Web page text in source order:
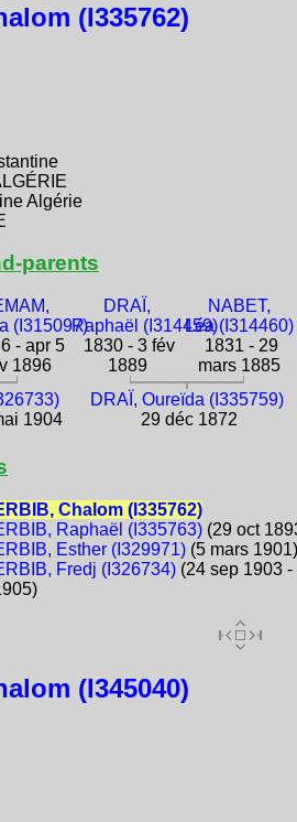
(I335762)
Algérie
parents
(I315097)
- apr 5
1896
DRAÏ,
Raphaël (I314459)
1830 - 3 fév
1889
NABET,
Léa (I314460)
1831 - 29
mars 1885
1904
DRAÏ, Oureïda (I335759)
29 déc 1872
Chalom (I335762)
Raphaël (I335763)(29 oct
Esther (I329971)(5 mars 1901)
Fredj (I326734)(24 sep 1903 -
(I345040)